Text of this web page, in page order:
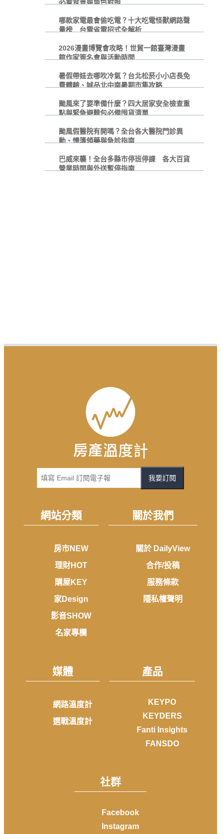
必看背景與角色對照
哪款家電最會偷吃電？十大吃電怪獸網路聲
量榜 台電省電招式全解析
2026漫畫博覽會攻略！世貿一館臺灣漫畫
館作家簽名會與活動時間
暑假帶娃去哪吹冷氣？台北松菸小小店長免
費體驗、誠品北中南暑期市集攻略
颱風來了要準備什麼？四大居家安全檢查重
點與緊急避難包必備囤貨清單
颱風假醫院有開嗎？全台各大醫院門診異
動、慢箋領藥與急診指南
巴威來襲！全台多縣市停班停課 各大百貨
營業時間與外送暫停指南
我要訂閱
網站分類
房市NEW
理財HOT
購屋KEY
家Design
影音SHOW
名家專欄
關於我們
關於 DailyView
合作/投稿
服務條款
隱私權聲明
媒體
網路溫度計
選戰溫度計
產品
KEYPO
KEYDERS
Fanti Insights
FANSDO
社群
Facebook
Instagram